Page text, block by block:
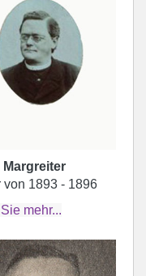
von 1893 - 1896
mehr...